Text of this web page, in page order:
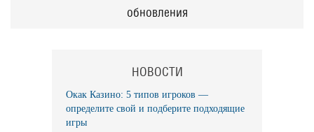
обновления
НОВОСТИ
Окак Казино: 5 типов игроков —
определите свой и подберите подходящие
игры